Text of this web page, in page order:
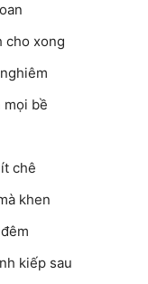
cho xong
mọi bề
chê
khen
kiếp sau